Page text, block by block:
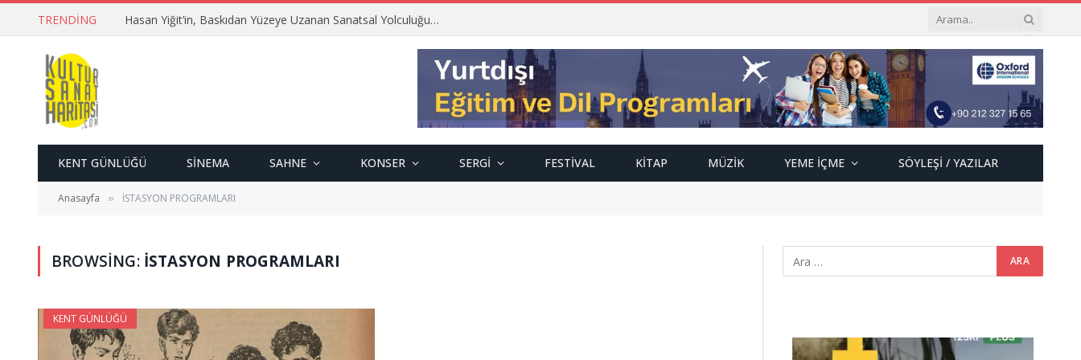
TRENDING Hasan Yiğit’in, Baskıdan Yüzeye Uzanan Sanatsal Yolculuğu…
KENT GÜNLÜĞÜ SINEMA SAHNE KONSER SERGI FESTIVAL KITAP MÜZIK YEME İÇME SÖYLEŞI / YAZILAR
Anasayfa » İSTASYON PROGRAMLARI
BROWSING: İSTASYON PROGRAMLARI
KENT GÜNLÜĞÜ
Video